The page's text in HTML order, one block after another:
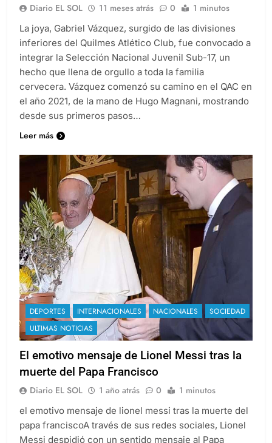
Diario EL SOL 11 meses atrás 0 1 minutos
La joya, Gabriel Vázquez, surgido de las divisiones
inferiores del Quilmes Atlético Club, fue convocado a
integrar la Selección Nacional Juvenil Sub-17, un
hecho que llena de orgullo a toda la familia
cervecera. Vázquez comenzó su camino en el QAC en
el año 2021, de la mano de Hugo Magnani, mostrando
desde sus primeros pasos…
Leer más
DEPORTES INTERNACIONALES NACIONALES
SOCIEDAD
ULTIMAS NOTICIAS
El emotivo mensaje de Lionel Messi tras la
muerte del Papa Francisco
Diario EL SOL 1 año atrás 0 1 minutos
el emotivo mensaje de lionel messi tras la muerte del
papa franciscoA través de sus redes sociales, Lionel
Messi despidió con un sentido mensaje al Papa